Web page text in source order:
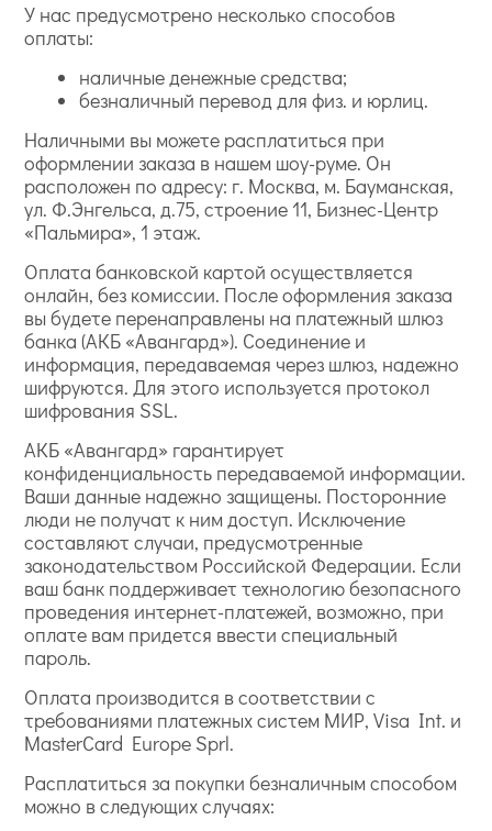
У нас предусмотрено несколько способов
оплаты:
наличные денежные средства;
безналичный перевод для физ. и юрлиц.
Наличными вы можете расплатиться при
оформлении заказа в нашем шоу-руме. Он
расположен по адресу: г. Москва, м. Бауманская,
ул. Ф.Энгельса, д.75, строение 11, Бизнес-Центр
«Пальмира», 1 этаж.
Оплата банковской картой осуществляется
онлайн, без комиссии. После оформления заказа
вы будете перенаправлены на платежный шлюз
банка (АКБ «Авангард»). Соединение и
информация, передаваемая через шлюз, надежно
шифруются. Для этого используется протокол
шифрования SSL.
АКБ «Авангард» гарантирует
конфиденциальность передаваемой информации.
Ваши данные надежно защищены. Посторонние
люди не получат к ним доступ. Исключение
составляют случаи, предусмотренные
законодательством Российской Федерации. Если
ваш банк поддерживает технологию безопасного
проведения интернет-платежей, возможно, при
оплате вам придется ввести специальный
пароль.
Оплата производится в соответствии с
требованиями платежных систем МИР, Visa Int. и
MasterCard Europe Sprl.
Расплатиться за покупки безналичным способом
можно в следующих случаях: